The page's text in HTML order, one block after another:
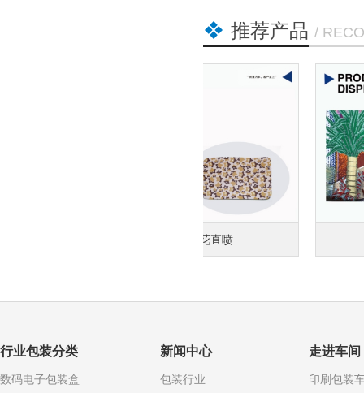
推荐产品 /
行业包装分类
数码电子包装盒
新闻中心
包装行业
走进车间
印刷包装